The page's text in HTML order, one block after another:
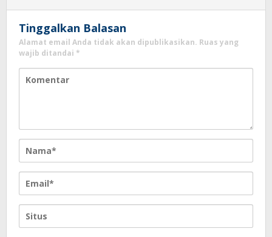
Tinggalkan Balasan
Alamat email Anda tidak akan dipublikasikan. Ruas yang
wajib ditandai *